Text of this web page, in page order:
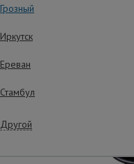
Грозный
Иркутск
Ереван
Стамбул
Другой